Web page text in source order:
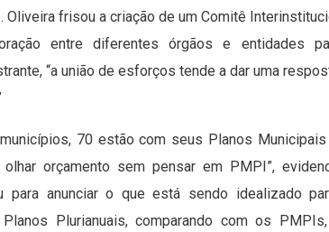
frisou a criação de um Comitê
entre diferentes órgãos e entidades
“a união de esforços tende a dar uma
70 estão com seus Planos
orçamento sem pensar em PMPI”,
para anunciar o que está sendo idealizado
Plurianuais, comparando com os